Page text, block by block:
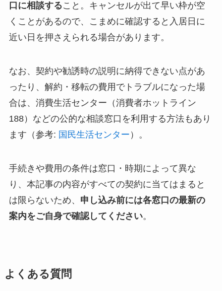
口に相談すること。キャンセルが出て早い枠が空
くことがあるので、こまめに確認すると入居日に
近い日を押さえられる場合があります。
なお、契約や勧誘時の説明に納得できない点があ
ったり、解約・移転の費用でトラブルになった場
合は、消費生活センター（消費者ホットライン
188）などの公的な相談窓口を利用する方法もあり
ます（参考: 国民生活センター ）。
手続きや費用の条件は窓口・時期によって異な
り、本記事の内容がすべての契約に当てはまると
は限らないため、 申し込み前には各窓口の最新の
案内をご自身で確認してください。
よくある質問